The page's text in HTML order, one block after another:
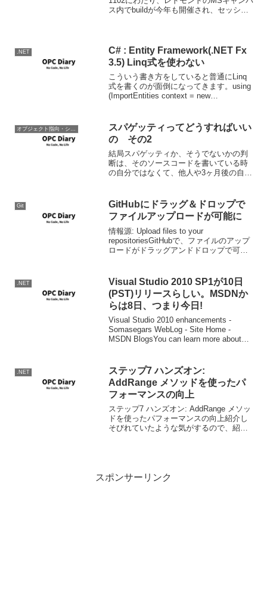
ス内でbuildが今年も開催され、セッショ
.NET
C# : Entity Framework(.NET Fx
3.5) Linq式を使わない
こういう書き方をしていると普通にLinq
式を書くのが面倒になってきます。using
(ImportEntities context = new
オブジェクト指向・システム開発
スパゲッティってどうすればいい
の その2
結局スパゲッティか、そうでないかの判
断は、そのソースコードを書いている時
の自分ではなくて、他人や3ヶ月後の自分
す。難解な資本論を書く必要はないので
す。プログラムコードも...
Git
GitHubにドラッグ＆ドロップで
ファイルアップロードが可能に
情報源: Upload files to your
repositoriesGitHubで、ファイルのアップ
ロードがドラッグアンドドロップで可能
ジ入力、コミットで...
.NET
Visual Studio 2010 SP1が10日
(PST)リリースらしい。MSDNか
らは8日、つまり今日!
Visual Studio 2010 enhancements -
Somasegars WebLog - Site Home -
MSDN BlogsYou can learn more about
.NET
ステップ7 ハンズオン:
AddRange メソッドを使ったパ
フォーマンスの向上
ステップ7 ハンズオン: AddRange メソッ
ドを使ったパフォーマンスの向上紹介し
そびれていたような気がするので、紹
スポンサーリンク